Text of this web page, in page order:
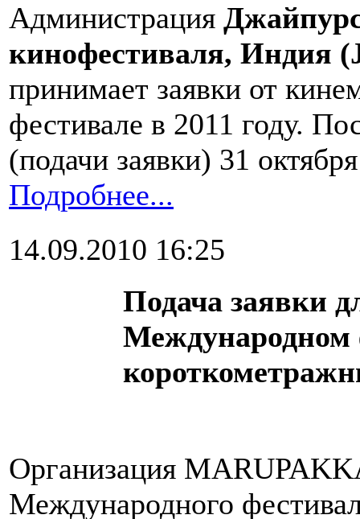
Администрация
кинофестиваля, Индия
принимает заявки от
фестивале в 2011 году.
(подачи заявки) 31
Подробнее...
14.09.2010 16:25
Подача заявки
Международном
Организация
Международного